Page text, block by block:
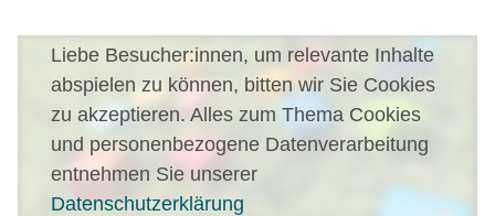
Liebe Besucher:innen, um relevante Inhalte
abspielen zu können, bitten wir Sie Cookies
zu akzeptieren. Alles zum Thema Cookies
und personenbezogene Datenverarbeitung
entnehmen Sie unserer
Datenschutzerklärung